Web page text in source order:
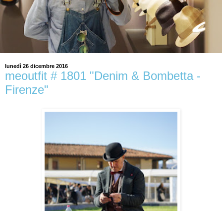
lunedì 26 dicembre 2016
meoutfit # 1801 "Denim & Bombetta -
Firenze"